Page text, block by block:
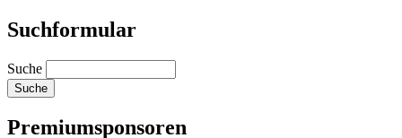
Suchformular
Suche
Premiumsponsoren